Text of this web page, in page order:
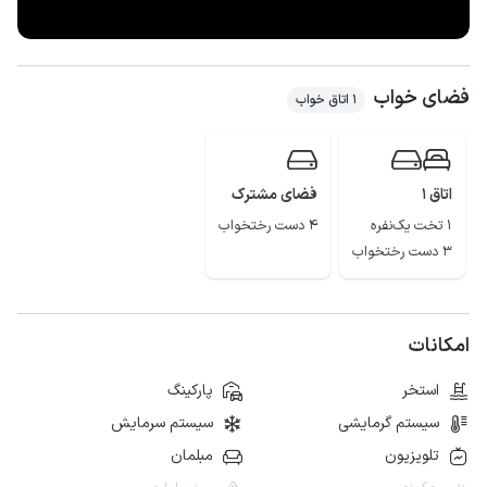
فضای خواب 1 اتاق خواب
اتاق 1
1 تخت یک‌نفره
3 دست رختخواب
فضای مشترک
4 دست رختخواب
امکانات
استخر
پارکینگ
سیستم گرمایشی
سیستم سرمایش
تلویزیون
مبلمان